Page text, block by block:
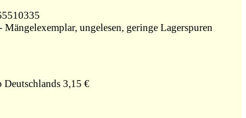
ungelesen, geringe Lagerspuren
Deutschlands 3,15 €